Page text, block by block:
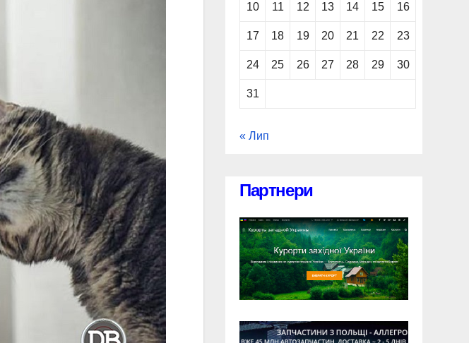
10 11 12 13 14 15 16
17 18 19 20 21 22 23
24 25 26 27 28 29 30
31
« Лип
Партнери